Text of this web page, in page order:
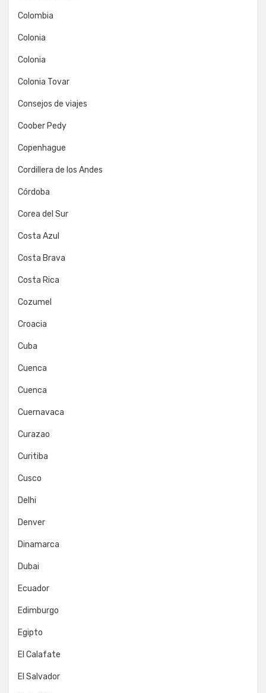
Colombia
Colonia
Colonia
Colonia Tovar
Consejos de viajes
Coober Pedy
Copenhague
Cordillera de los Andes
Córdoba
Corea del Sur
Costa Azul
Costa Brava
Costa Rica
Cozumel
Croacia
Cuba
Cuenca
Cuenca
Cuernavaca
Curazao
Curitiba
Cusco
Delhi
Denver
Dinamarca
Dubai
Ecuador
Edimburgo
Egipto
El Calafate
El Salvador